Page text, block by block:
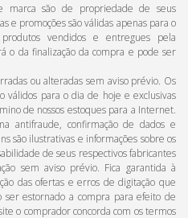
marca são de propriedade de seus
e promoções são válidas apenas para o
vendidos e entregues pela
o da finalização da compra e pode ser
ou alteradas sem aviso prévio. Os
válidos para o dia de hoje e exclusivas
de nossos estoques para a Internet.
antifraude, confirmação de dados e
são ilustrativas e informações sobre os
de seus respectivos fabricantes
sem aviso prévio. Fica garantida à
das ofertas e erros de digitação que
ser estornado a compra para efeito de
o comprador concorda com os termos